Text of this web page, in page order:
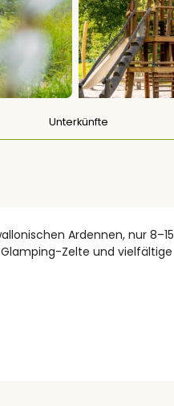
Unterkünfte
Ardennen, nur 8–15
Zelte und vielfältige